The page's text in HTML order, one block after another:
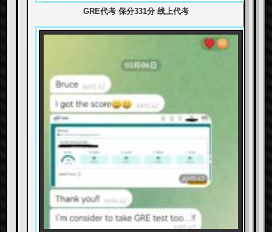
GRE代考 保分331分 线上代考